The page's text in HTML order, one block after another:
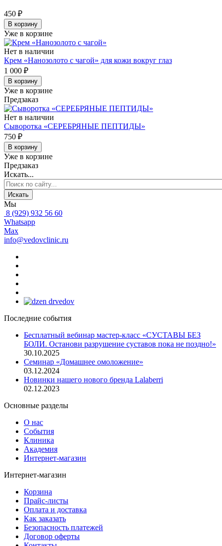
450 ₽
В корзину
Уже в корзине
Нет в наличии
Крем «Нанозолото с чагой» для кожи вокруг глаз
1 000 ₽
В корзину
Уже в корзине
Предзаказ
Нет в наличии
Сыворотка «СЕРЕБРЯНЫЕ ПЕПТИДЫ»
750 ₽
В корзину
Уже в корзине
Предзаказ
Искать...
Искать
Мы
8 (929) 932 56 60
Whatsapp
Max
info@vedovclinic.ru
Последние события
Бесплатный вебинар мастер-класс «СУСТАВЫ БЕЗ
БОЛИ. Останови разрушение суставов пока не поздно!»
30.10.2025
Семинар «Домашнее омоложение»
03.12.2024
Новинки нашего нового бренда Lalaberri
02.12.2023
Основные разделы
О нас
События
Клиника
Академия
Интернет-магазин
Интернет-магазин
Корзина
Прайс-листы
Оплата и доставка
Как заказать
Безопасность платежей
Договор оферты